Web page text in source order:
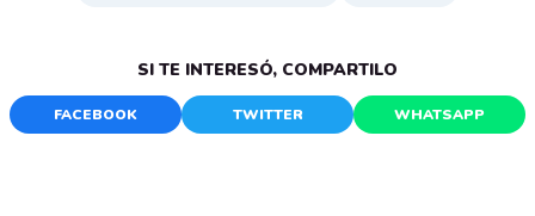
SI TE INTERESÓ, COMPARTILO
FACEBOOK TWITTER WHATSAPP